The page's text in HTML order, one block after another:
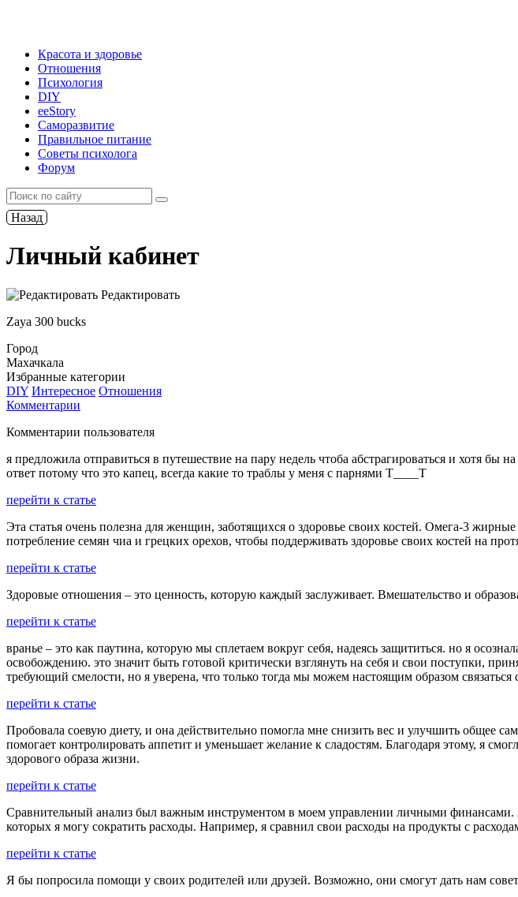
Красота и здоровье
Отношения
Психология
DIY
ееStory
Саморазвитие
Правильное питание
Советы психолога
Форум
Назад
Личный кабинет
Редактировать
Zaya 300 bucks
Город
Махачкала
Избранные категории
DIY Интересное Отношения
Комментарии
Комментарии пользователя
я предложила отправиться в путешествие на пару недель чтоба абстрагироваться и хотя
ответ потому что это капец, всегда какие то траблы у меня с парнями Т____Т
перейти к статье
Эта статья очень полезна для женщин, заботящихся о здоровье своих костей. Омега-3
потребление семян чиа и грецких орехов, чтобы поддерживать здоровье своих костей на
перейти к статье
Здоровые отношения – это ценность, которую каждый заслуживает. Вмешательство и
перейти к статье
вранье – это как паутина, которую мы сплетаем вокруг себя, надеясь защититься. но я
освобождению. это значит быть готовой критически взглянуть на себя и свои поступки,
требующий смелости, но я уверена, что только тогда мы можем настоящим образом
перейти к статье
Пробовала соевую диету, и она действительно помогла мне снизить вес и улучшить общее
помогает контролировать аппетит и уменьшает желание к сладостям. Благодаря этому, я
здорового образа жизни.
перейти к статье
Сравнительный анализ был важным инструментом в моем управлении личными
которых я могу сократить расходы. Например, я сравнил свои расходы на продукты с
перейти к статье
Я бы попросила помощи у своих родителей или друзей. Возможно, они смогут дать нам